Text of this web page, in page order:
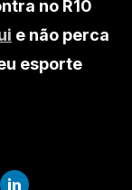
no R10
e não perca
esporte